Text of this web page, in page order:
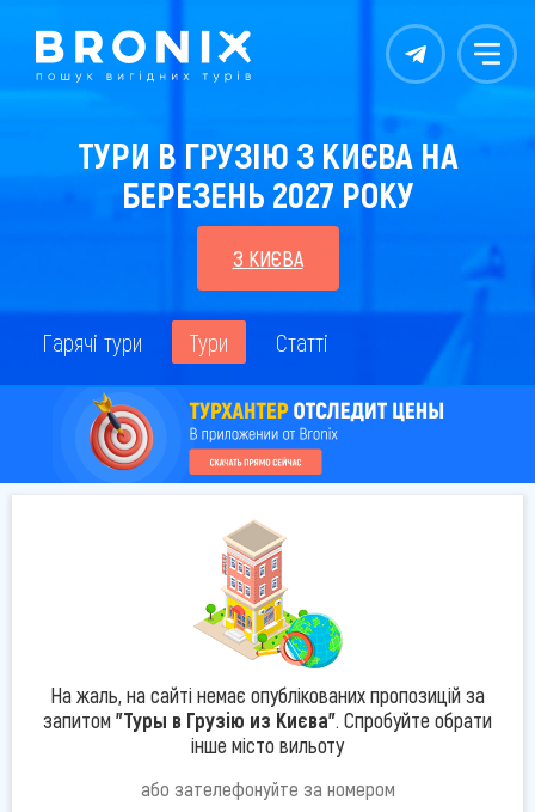
Контакты Меню
ТУРИ В ГРУЗІЮ З КИЄВА НА
БЕРЕЗЕНЬ 2027 РОКУ
З КИЄВА
Гарячі тури Тури Статті
На жаль, на сайті немає опублікованих пропозицій за
запитом "Туры в Грузію из Києва". Спробуйте обрати
інше місто вильоту
або зателефонуйте за номером